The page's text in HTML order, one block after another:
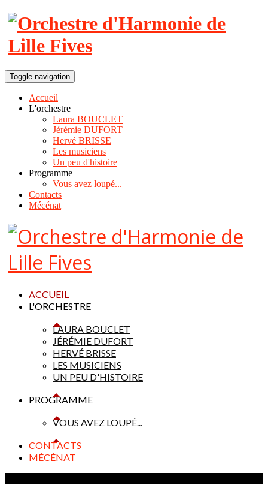
Toggle navigation
Accueil
L'orchestre
Laura BOUCLET
Jérémie DUFORT
Hervé BRISSE
Les musiciens
Un peu d'histoire
Programme
Vous avez loupé...
Contacts
Mécénat
ACCUEIL
L'ORCHESTRE
LAURA BOUCLET
JÉRÉMIE DUFORT
HERVÉ BRISSE
LES MUSICIENS
UN PEU D'HISTOIRE
PROGRAMME
VOUS AVEZ LOUPÉ...
CONTACTS
MÉCÉNAT